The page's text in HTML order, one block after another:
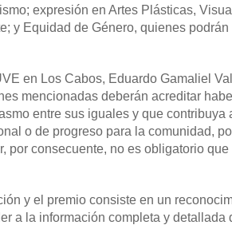
expresión en Artes Plásticas,
y Equidad de Género, quienes
en Los Cabos, Eduardo Gamaliel
mencionadas deberán acreditar
entre sus iguales y que contribuya
o de progreso para la comunidad,
por consecuente, no es obligatorio
y el premio consiste en un
a la información completa y detallada